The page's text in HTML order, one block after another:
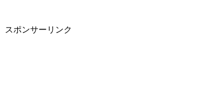
スポンサーリンク